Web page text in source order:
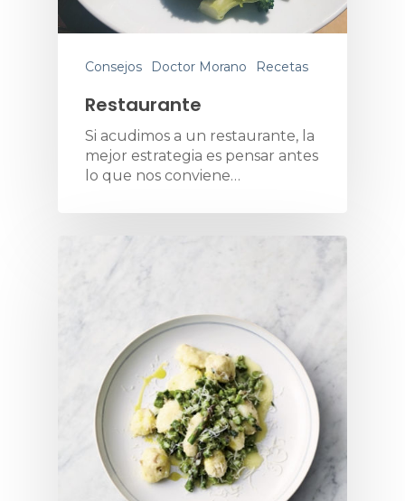
Consejos Doctor Morano Recetas
Restaurante
Si acudimos a un restaurante, la
mejor estrategia es pensar antes
lo que nos conviene…